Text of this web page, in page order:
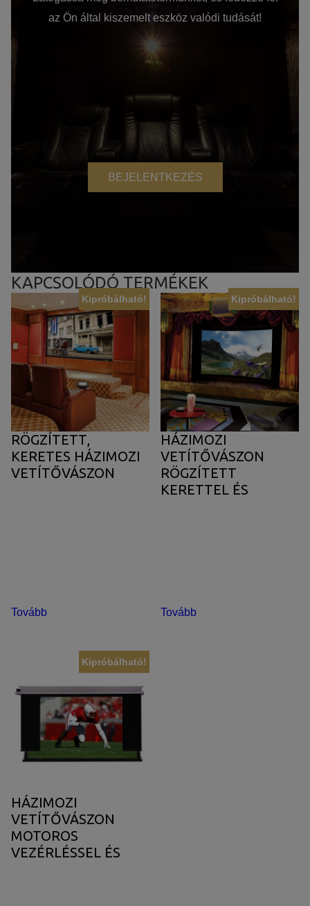
az Ön által kiszemelt eszköz valódi tudását!
BEJELENTKEZÉS
KAPCSOLÓDÓ TERMÉKEK
Kipróbálható!
RÖGZÍTETT,
KERETES HÁZIMOZI
VETÍTŐVÁSZON
Tovább
Kipróbálható!
HÁZIMOZI
VETÍTŐVÁSZON
RÖGZÍTETT
KERETTEL ÉS
Tovább
Kipróbálható!
HÁZIMOZI
VETÍTŐVÁSZON
MOTOROS
VEZÉRLÉSSEL ÉS